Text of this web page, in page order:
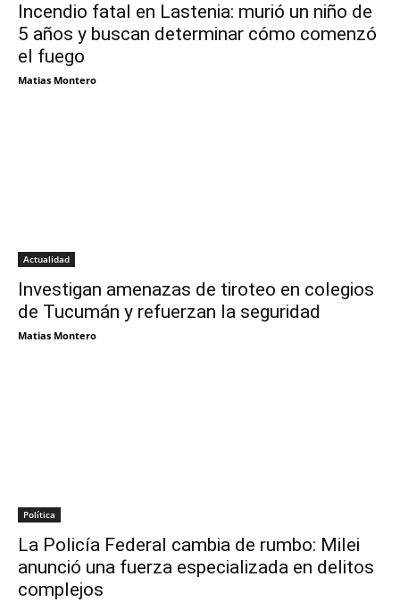
Incendio fatal en Lastenia: murió un niño de
5 años y buscan determinar cómo comenzó
el fuego
Matias Montero
Actualidad
Investigan amenazas de tiroteo en colegios
de Tucumán y refuerzan la seguridad
Matias Montero
Política
La Policía Federal cambia de rumbo: Milei
anunció una fuerza especializada en delitos
complejos